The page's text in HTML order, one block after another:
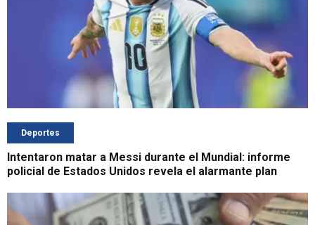
Deportes
Intentaron matar a Messi durante el Mundial: informe
policial de Estados Unidos revela el alarmante plan